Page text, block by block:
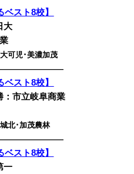
ベスト8校】
大
可児･美濃加茂
ベスト8校】
：市立岐阜商業
北･加茂農林
ベスト8校】
一